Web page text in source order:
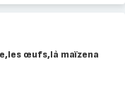
œufs,là maïzena